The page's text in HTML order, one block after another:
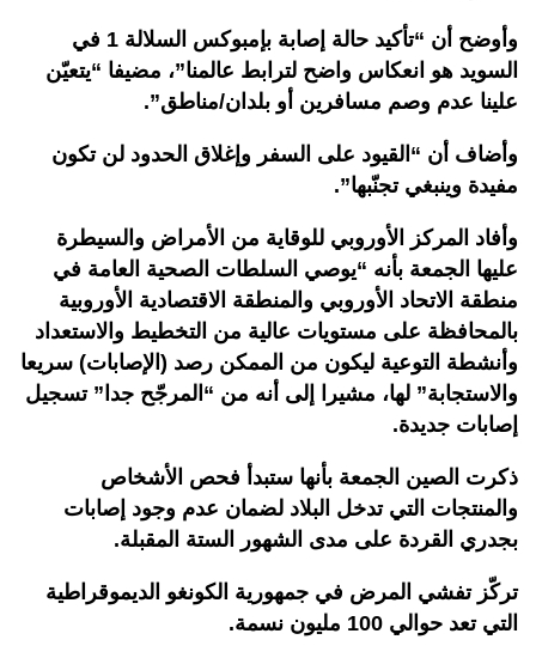
وأوضح أن “تأكيد حالة إصابة بإمبوكس السلالة 1 في
السويد هو انعكاس واضح لترابط عالمنا”، مضيفا “يتعيّن
علينا عدم وصم مسافرين أو بلدان/مناطق”.
وأضاف أن “القيود على السفر وإغلاق الحدود لن تكون
مفيدة وينبغي تجنّبها”.
وأفاد المركز الأوروبي للوقاية من الأمراض والسيطرة
عليها الجمعة بأنه “يوصي السلطات الصحية العامة في
منطقة الاتحاد الأوروبي والمنطقة الاقتصادية الأوروبية
بالمحافظة على مستويات عالية من التخطيط والاستعداد
وأنشطة التوعية ليكون من الممكن رصد (الإصابات) سريعا
والاستجابة” لها، مشيرا إلى أنه من “المرجّح جدا” تسجيل
إصابات جديدة.
ذكرت الصين الجمعة بأنها ستبدأ فحص الأشخاص
والمنتجات التي تدخل البلاد لضمان عدم وجود إصابات
بجدري القردة على مدى الشهور الستة المقبلة.
تركّز تفشي المرض في جمهورية الكونغو الديموقراطية
التي تعد حوالي 100 مليون نسمة.